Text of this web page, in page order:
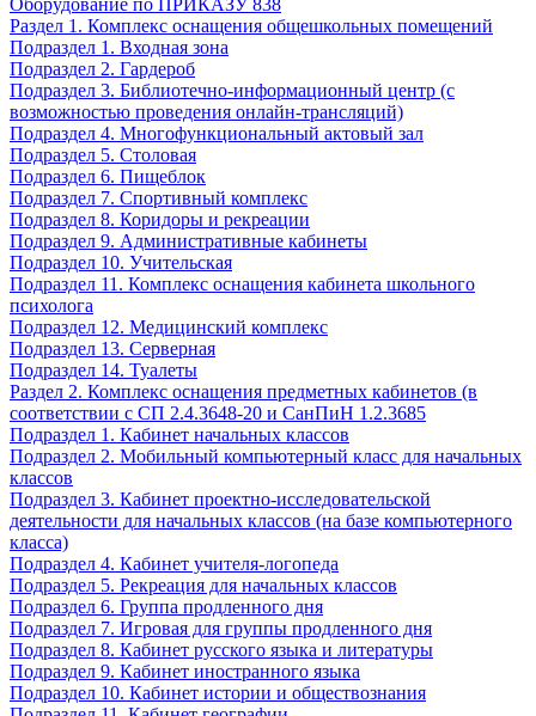
Оборудование по ПРИКАЗУ 838
Раздел 1. Комплекс оснащения общешкольных помещений
Подраздел 1. Входная зона
Подраздел 2. Гардероб
Подраздел 3. Библиотечно-информационный центр (с
возможностью проведения онлайн-трансляций)
Подраздел 4. Многофункциональный актовый зал
Подраздел 5. Столовая
Подраздел 6. Пищеблок
Подраздел 7. Спортивный комплекс
Подраздел 8. Коридоры и рекреации
Подраздел 9. Административные кабинеты
Подраздел 10. Учительская
Подраздел 11. Комплекс оснащения кабинета школьного
психолога
Подраздел 12. Медицинский комплекс
Подраздел 13. Серверная
Подраздел 14. Туалеты
Раздел 2. Комплекс оснащения предметных кабинетов (в
соответствии с СП 2.4.3648-20 и СанПиН 1.2.3685
Подраздел 1. Кабинет начальных классов
Подраздел 2. Мобильный компьютерный класс для начальных
классов
Подраздел 3. Кабинет проектно-исследовательской
деятельности для начальных классов (на базе компьютерного
класса)
Подраздел 4. Кабинет учителя-логопеда
Подраздел 5. Рекреация для начальных классов
Подраздел 6. Группа продленного дня
Подраздел 7. Игровая для группы продленного дня
Подраздел 8. Кабинет русского языка и литературы
Подраздел 9. Кабинет иностранного языка
Подраздел 10. Кабинет истории и обществознания